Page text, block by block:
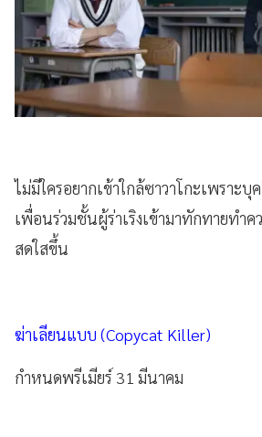
ไม่มีใครอยากเข้าใกล้ซาวาโกะเพราะ
เพื่อนร่วมชั้นผู้ร่าเริงเข้ามาทักทายทำค
สดใสขึ้น
ฆ่าเลียนแบบ (Copycat Killer)
กำหนดพรีเมียร์ 31 มีนาคม